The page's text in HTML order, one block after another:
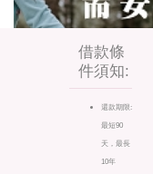
借款條
件須知:
還款期限:
最短90
天，最長
10年